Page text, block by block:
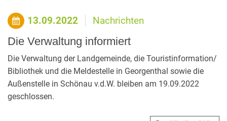
13.09.2022 Nachrichten
Die Verwaltung informiert
Die Verwaltung der Landgemeinde, die Touristinformation/
Bibliothek und die Meldestelle in Georgenthal sowie die
Außenstelle in Schönau v.d.W. bleiben am 19.09.2022
geschlossen.